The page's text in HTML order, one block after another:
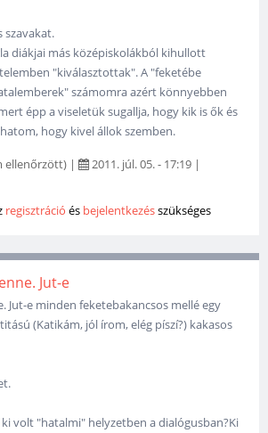
szavakat.
diákjai más középiskolákból kihullott
"kiválasztottak". A "feketébe
számomra azért könnyebben
épp a viseletük sugallja, hogy kik is ők és
hogy kivel állok szemben.
ellenőrzött) | 2011. júl. 05. - 17:19 |
regisztráció és bejelentkezésszükséges
Jut-e
Jut-e minden feketebakancsos mellé egy
(Katikám, jól írom, elég píszí?) kakasos
ki volt "hatalmi" helyzetben a dialógusban?Ki